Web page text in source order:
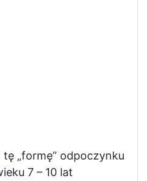
„formę” odpoczynku
7 – 10 lat